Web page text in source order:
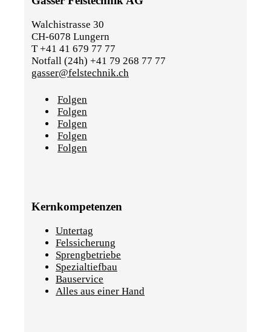
Walchistrasse 30
CH-6078 Lungern
T +41 41 679 77 77
Notfall (24h) +41 79 268 77 77
gasser@felstechnik.ch
Folgen
Folgen
Folgen
Folgen
Folgen
Kernkompetenzen
Untertag
Felssicherung
Sprengbetriebe
Spezialtiefbau
Bauservice
Alles aus einer Hand